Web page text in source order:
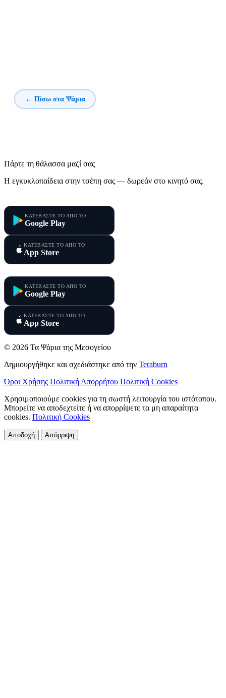
← Πίσω στα Ψάρια
Πάρτε τη θάλασσα μαζί σας
Η εγκυκλοπαίδεια στην τσέπη σας — δωρεάν στο κινητό σας.
ΚΑΤΕΒΑΣΤΕ ΤΟ ΑΠΟ ΤΟ
Google Play
ΚΑΤΕΒΑΣΤΕ ΤΟ ΑΠΟ ΤΟ
App Store
ΚΑΤΕΒΑΣΤΕ ΤΟ ΑΠΟ ΤΟ
Google Play
ΚΑΤΕΒΑΣΤΕ ΤΟ ΑΠΟ ΤΟ
App Store
© 2026 Τα Ψάρια της Μεσογείου
Δημιουργήθηκε και σχεδιάστηκε από την Teraburn
Όροι Χρήσης Πολιτική Απορρήτου Πολιτική Cookies
Χρησιμοποιούμε cookies για τη σωστή λειτουργία του ιστότοπου.
Μπορείτε να αποδεχτείτε ή να απορρίψετε τα μη απαραίτητα
cookies. Πολιτική Cookies
Αποδοχή Απόρριψη